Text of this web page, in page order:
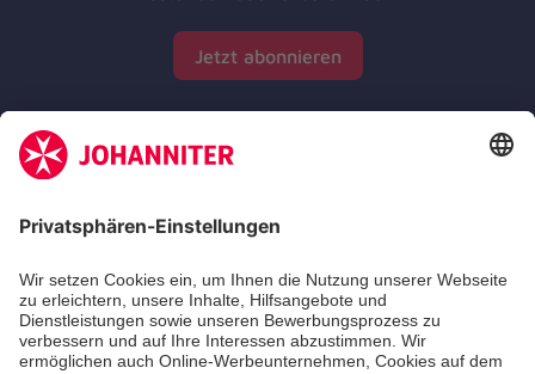
Jetzt abonnieren
Zertifizierung der Johanniter-Unfall-Hilfe e.V.
Die Johanniter GmbH führt das Spendenzertifikat
des Deutschen Spendenrats e.V.